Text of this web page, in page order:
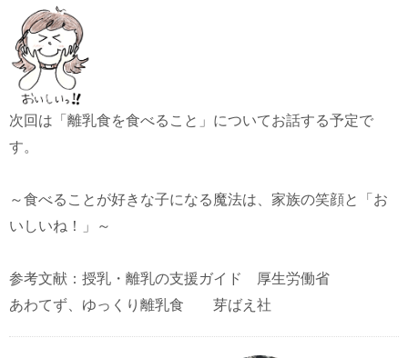
次回は「離乳食を食べること」についてお話する予定で
す。
～食べることが好きな子になる魔法は、家族の笑顔と「お
いしいね！」～
参考文献：授乳・離乳の支援ガイド 厚生労働省
あわてず、ゆっくり離乳食 芽ばえ社